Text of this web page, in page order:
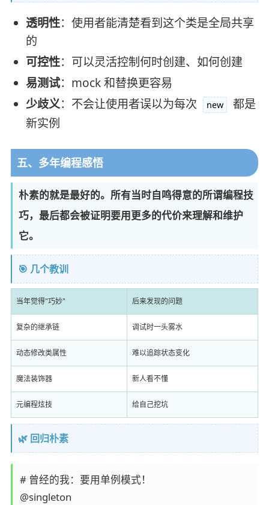
透明性：使用者能清楚看到这个类是全局共享
的
可控性：可以灵活控制何时创建、如何创建
易测试：mock 和替换更容易
少歧义：不会让使用者误以为每次 new
都是
新实例
五、多年编程感悟
朴素的就是最好的。所有当时自鸣得意的所谓编程技
巧，最后都会被证明要用更多的代价来理解和维护
它。
🎯 几个教训
当年觉得"巧妙" 后来发现的问题
复杂的继承链 调试时一头雾水
动态修改类属性 难以追踪状态变化
魔法装饰器 新人看不懂
元编程炫技 给自己挖坑
🌿 回归朴素
# 曾经的我：要用单例模式！
@singleton